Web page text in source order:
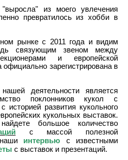
из моего увлечения
превратилось из хобби в
рынке с 2011 года и видим
связующим звеном между
и европейской
зарегистрирована в
деятельности является
поклонников кукол с
историей развития кукольного
кукольных выставок.
большое количество
с массой полезной
интервью с известными
с выставок и презентаций.